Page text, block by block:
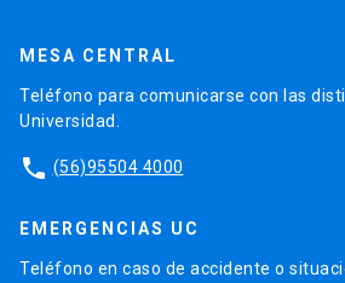
MESA CENTRAL
Teléfono para comunicarse con las
Universidad.
phone (56)95504 4000
EMERGENCIAS UC
Teléfono en caso de accidente o